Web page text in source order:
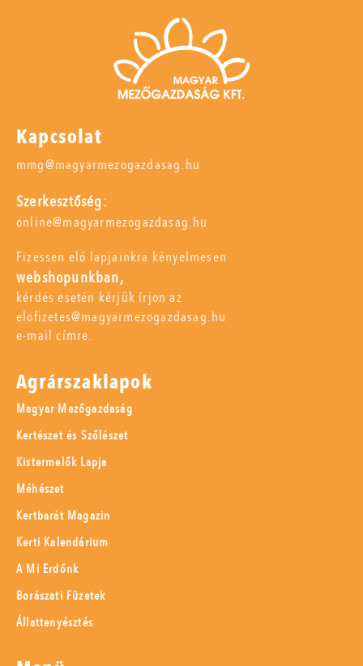
Kapcsolat
mmg@magyarmezogazdasag.hu
Szerkesztőség:
online@magyarmezogazdasag.hu
Fizessen elő lapjainkra kényelmesen
webshopunkban,
kérdés esetén kérjük írjon az
elofizetes@magyarmezogazdasag.hu
e-mail címre.
Agrárszaklapok
Magyar Mezőgazdaság
Kertészet és Szőlészet
Kistermelők Lapja
Méhészet
Kertbarát Magazin
Kerti Kalendárium
A Mi Erdőnk
Borászati Füzetek
Állattenyésztés